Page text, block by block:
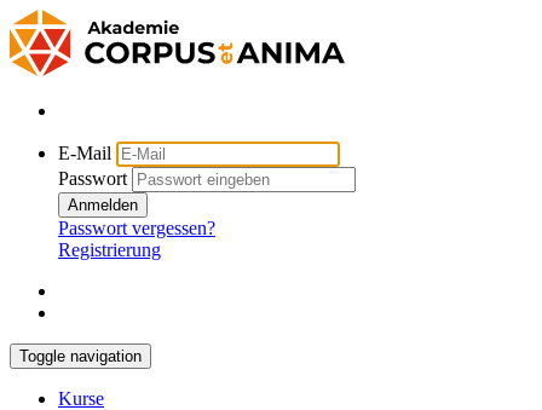
E-Mail
Passwort
Anmelden
Passwort vergessen?
Registrierung
Toggle navigation
Kurse